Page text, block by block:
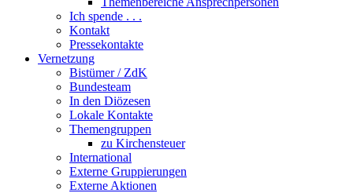
Ich spende . . .
Kontakt
Pressekontakte
Vernetzung
Bistümer / ZdK
Bundesteam
In den Diözesen
Lokale Kontakte
Themengruppen
zu Kirchensteuer
International
Externe Gruppierungen
Externe Aktionen